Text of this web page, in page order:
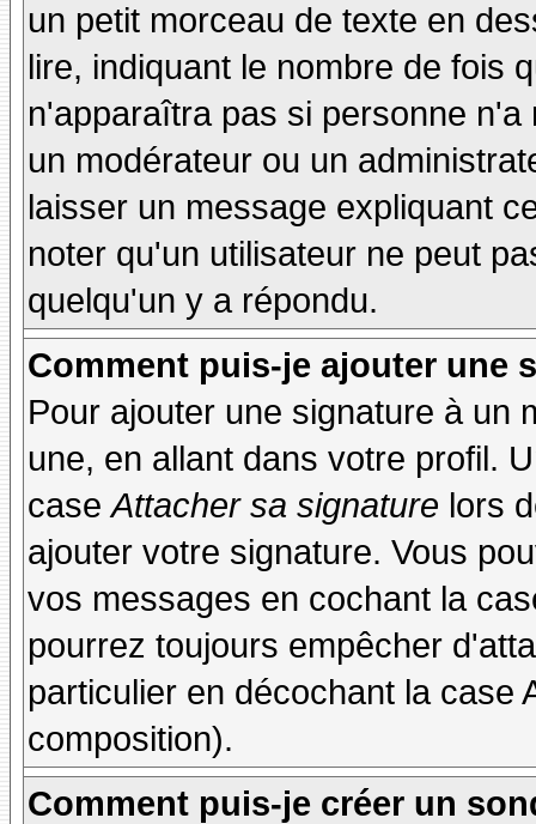
un petit morceau de texte en
lire, indiquant le nombre de fois
n'apparaîtra pas si personne
un modérateur ou un
laisser un message expliquant
noter qu'un utilisateur ne peut
quelqu'un y a répondu.
Comment puis-je ajouter une
Pour ajouter une signature à un
une, en allant dans votre profil.
caseAttacher sa signature lors
ajouter votre signature. Vous
vos messages en cochant la
pourrez toujours empêcher
particulier en décochant la case
composition).
Comment puis-je créer un